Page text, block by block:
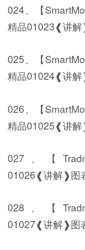
024、【
精品01023❰讲
025、【
精品01024❰讲解
026、【
精品01025❰讲解
027、【
01026❰讲解❱图
028、【
01027❰讲解❱图